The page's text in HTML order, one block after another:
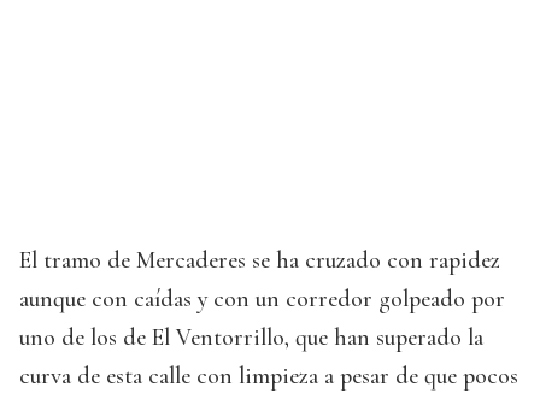
El tramo de Mercaderes se ha cruzado con rapidez
aunque con caídas y con un corredor golpeado por
uno de los de El Ventorrillo, que han superado la
curva de esta calle con limpieza a pesar de que pocos